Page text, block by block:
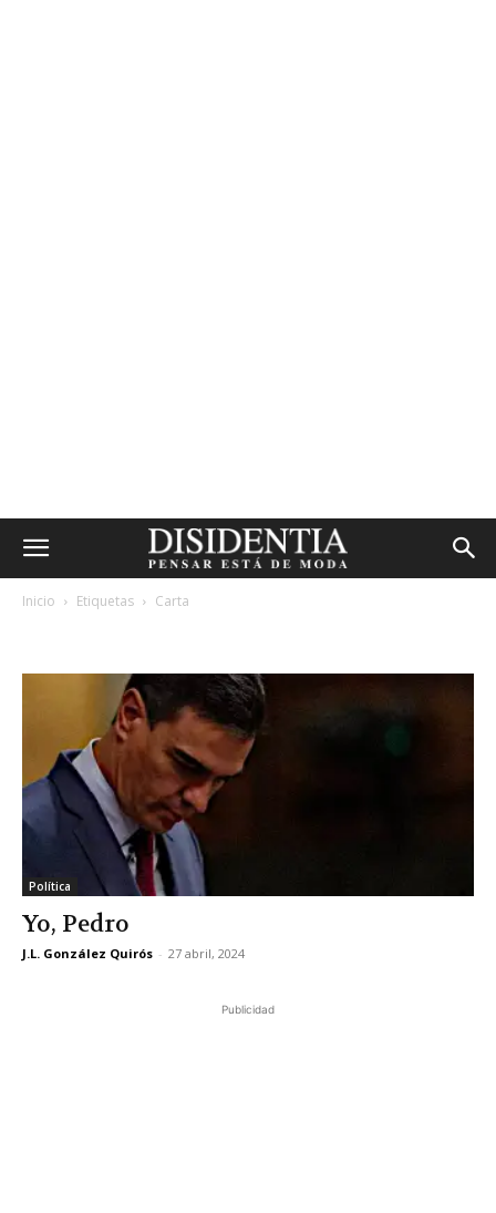
Inicio Etiquetas Carta
Política
Yo, Pedro
J.L. González Quirós - 27 abril, 2024
Publicidad